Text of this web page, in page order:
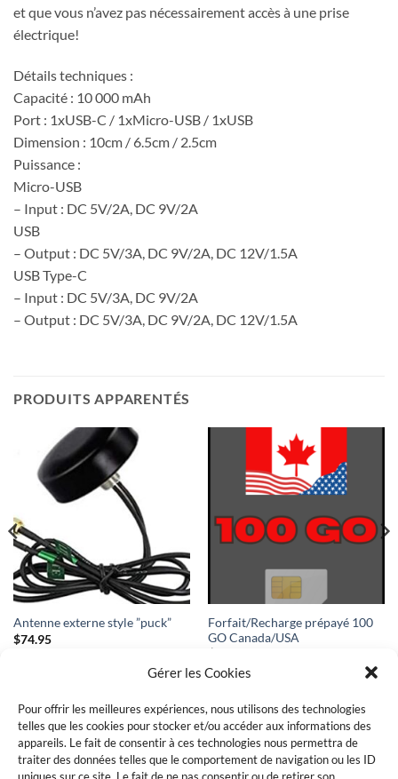
Gérer les Cookies
Pour offrir les meilleures expériences, nous utilisons des technologies
telles que les cookies pour stocker et/ou accéder aux informations des
appareils. Le fait de consentir à ces technologies nous permettra de
traiter des données telles que le comportement de navigation ou les ID
et que vous n’avez pas nécessairement accès à une prise
électrique!
Détails techniques :
Capacité : 10 000 mAh
Port : 1xUSB-C / 1xMicro-USB / 1xUSB
Dimension : 10cm / 6.5cm / 2.5cm
Puissance :
Micro-USB
– Input : DC 5V/2A, DC 9V/2A
USB
– Output : DC 5V/3A, DC 9V/2A, DC 12V/1.5A
USB Type-C
– Input : DC 5V/3A, DC 9V/2A
– Output : DC 5V/3A, DC 9V/2A, DC 12V/1.5A
PRODUITS APPARENTÉS
Antenne externe style ”puck”
$74.95
Forfait/Recharge prépayé 100
GO Canada/USA
POLITIQUE DE COOKIES (CA)
CONDITION(S) GÉNÉRALE(S) DE VENTE